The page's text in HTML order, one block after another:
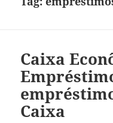
Caixa
Caixa